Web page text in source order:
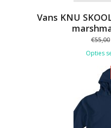
Vans KNU
€55,00
Opties